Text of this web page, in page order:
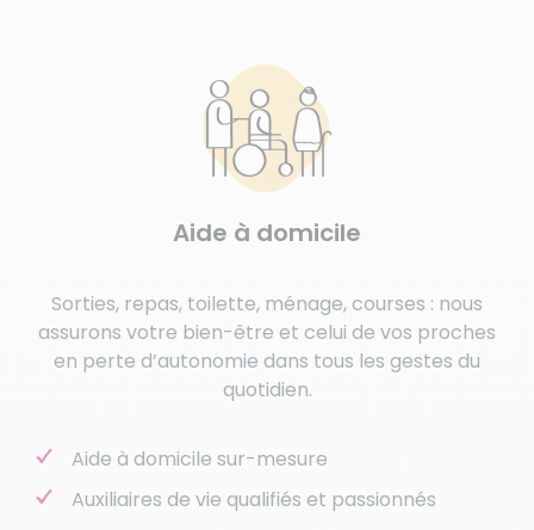
Aide à domicile
Sorties, repas, toilette, ménage, courses : nous
assurons votre bien-être et celui de vos proches
en perte d’autonomie dans tous les gestes du
quotidien.
Aide à domicile sur-mesure
Auxiliaires de vie qualifiés et passionnés